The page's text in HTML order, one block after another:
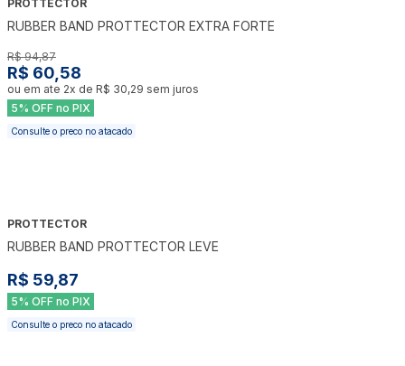
PROTTECTOR
RUBBER BAND PROTTECTOR EXTRA FORTE
R$ 94,87
R$ 60,58
ou em ate 2x de R$ 30,29 sem juros
5% OFF no PIX
Consulte o preco no atacado
PROTTECTOR
RUBBER BAND PROTTECTOR LEVE
R$ 59,87
5% OFF no PIX
Consulte o preco no atacado